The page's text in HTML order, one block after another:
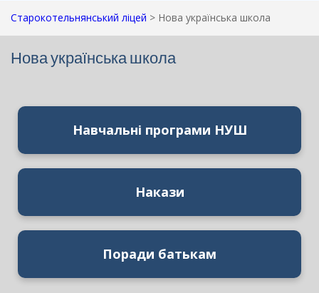
Старокотельнянський ліцей > Нова українська школа
Нова українська школа
Навчальні програми НУШ
Накази
Поради батькам